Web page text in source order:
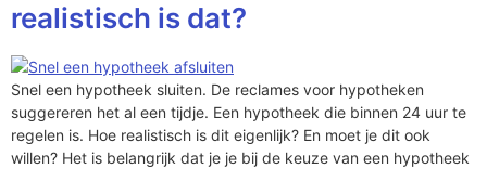
realistisch is dat?
Snel een hypotheek sluiten. De reclames voor hypotheken
suggereren het al een tijdje. Een hypotheek die binnen 24 uur te
regelen is. Hoe realistisch is dit eigenlijk? En moet je dit ook
willen? Het is belangrijk dat je je bij de keuze van een hypotheek